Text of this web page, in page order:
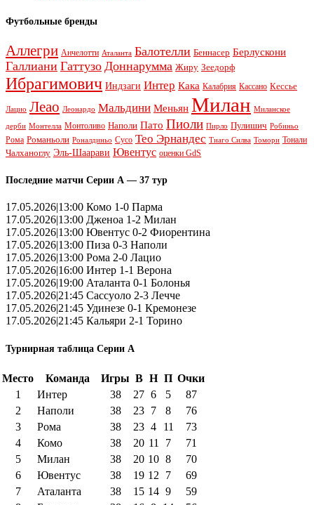
Футбольные бренды
Аллегри Анчелотти Аталанта Балотелли Беннасер Берлускони
Галлиани Гаттузо Доннарумма Жиру Зеедорф
Ибрагимович Индзаги Интер Кака Калабрия Кассано Кессье
Лацио Леао Леонардо Мальдини Меньян Милан Миланское
дерби Монтелла Монтоливо Наполи Пато Пиоли Пирло Пулишич Робиньо
Рома Романьоли Роналдиньо Сусо Тео Эрнандес Тиаго Силва Томори Тонали
Чалханоглу Эль-Шаарави Ювентус оценки GdS
Последние матчи Серии А — 37 тур
17.05.2026|13:00 Комо 1-0 Парма
17.05.2026|13:00 Дженоа 1-2 Милан
17.05.2026|13:00 Ювентус 0-2 Фиорентина
17.05.2026|13:00 Пиза 0-3 Наполи
17.05.2026|13:00 Рома 2-0 Лацио
17.05.2026|16:00 Интер 1-1 Верона
17.05.2026|19:00 Аталанта 0-1 Болонья
17.05.2026|21:45 Сассуоло 2-3 Лечче
17.05.2026|21:45 Удинезе 0-1 Кремонезе
17.05.2026|21:45 Кальяри 2-1 Торино
Турнирная таблица Серии А
Место Команда Игры В Н П Очки
1
Интер 38 27 6 5
87
2
Наполи 38 23 7 8
76
3
Рома 38 23 4 11
73
4
Комо 38 20 11 7
71
5
Милан 38 20 10 8
70
6
Ювентус 38 19 12 7
69
7
Аталанта 38 15 14 9
59